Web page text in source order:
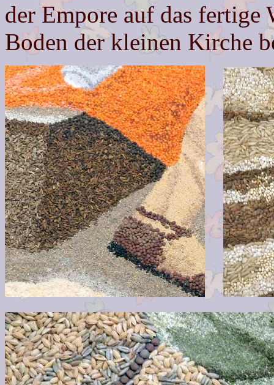
der Empore auf das fertige
Boden der kleinen Kirche